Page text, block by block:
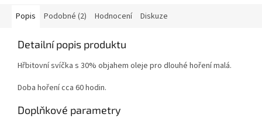
Popis Podobné (2) Hodnocení Diskuze
Detailní popis produktu
Hřbitovní svíčka s 30% objahem oleje pro dlouhé hoření malá.
Doba hoření cca 60 hodin.
Doplňkové parametry